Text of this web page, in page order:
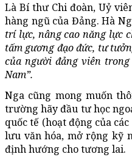
Là Bí thư Chi đoàn, Uỷ
hàng ngũ của Đảng. Hà
trí lực, nâng cao năng lực
tấm gương đạo đức, tư
của người đảng viên
Nam”.
Nga cũng mong muốn
trường hãy đầu tư học
quốc tế (hoạt động của
lưu văn hóa, mở rộng kỹ
định hướng cho tương lai.